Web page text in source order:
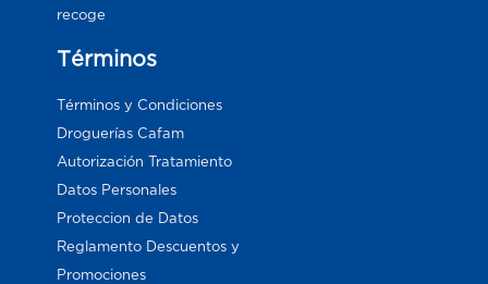
recoge
Términos
Términos y Condiciones
Droguerías Cafam
Autorización Tratamiento
Datos Personales
Proteccion de Datos
Reglamento Descuentos y
Promociones